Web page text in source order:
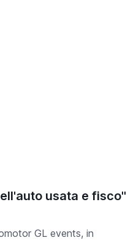
usata e fisco"
GL events, in